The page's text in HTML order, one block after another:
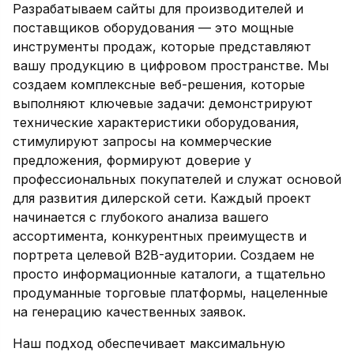
Разрабатываем сайты для производителей и
поставщиков оборудования — это мощные
инструменты продаж, которые представляют
вашу продукцию в цифровом пространстве. Мы
создаем комплексные веб-решения, которые
выполняют ключевые задачи: демонстрируют
технические характеристики оборудования,
стимулируют запросы на коммерческие
предложения, формируют доверие у
профессиональных покупателей и служат основой
для развития дилерской сети. Каждый проект
начинается с глубокого анализа вашего
ассортимента, конкурентных преимуществ и
портрета целевой B2B-аудитории. Создаем не
просто информационные каталоги, а тщательно
продуманные торговые платформы, нацеленные
на генерацию качественных заявок.
Наш подход обеспечивает максимальную